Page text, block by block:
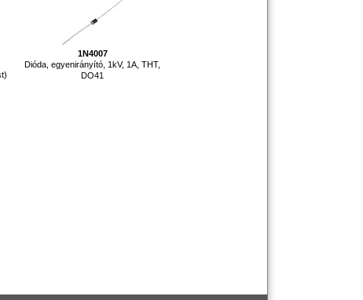
1N4007
Dióda, egyenirányító, 1kV, 1A, THT,
DO41